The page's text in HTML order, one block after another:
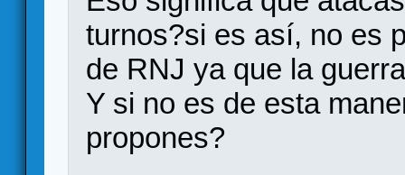
turnos?si es así, no es
de RNJ ya que la
Y si no es de esta
propones?